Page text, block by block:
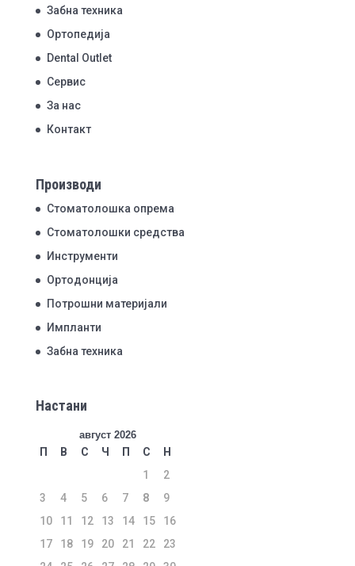
Забна техника
Ортопедија
Dental Outlet
Сервис
За нас
Контакт
Производи
Стоматолошка опрема
Стоматолошки средства
Инструменти
Ортодонција
Потрошни материјали
Импланти
Забна техника
Настани
август 2026
П В С Ч П С
Н
1
2
3
4 5 6 7 8
9
10
11 12 13 14 15
16
17
18 19 20 21 22
23